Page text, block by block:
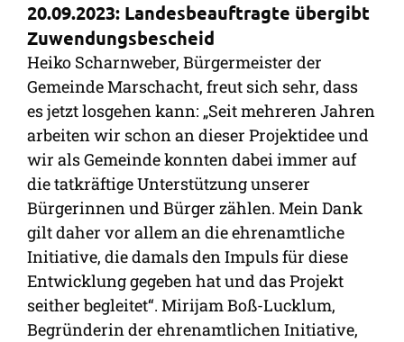
20.09.2023: Landesbeauftragte übergibt
Zuwendungsbescheid
Heiko Scharnweber, Bürgermeister der
Gemeinde Marschacht, freut sich sehr, dass
es jetzt losgehen kann: „Seit mehreren Jahren
arbeiten wir schon an dieser Projektidee und
wir als Gemeinde konnten dabei immer auf
die tatkräftige Unterstützung unserer
Bürgerinnen und Bürger zählen. Mein Dank
gilt daher vor allem an die ehrenamtliche
Initiative, die damals den Impuls für diese
Entwicklung gegeben hat und das Projekt
seither begleitet“. Mirijam Boß-Lucklum,
Begründerin der ehrenamtlichen Initiative,